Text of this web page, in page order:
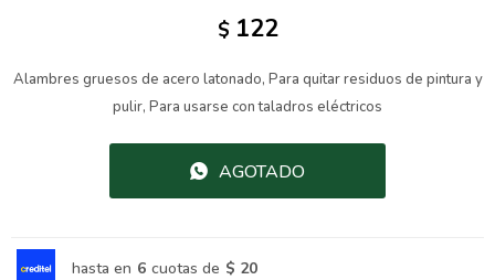
$ 122
Alambres gruesos de acero latonado, Para quitar residuos de pintura y
pulir, Para usarse con taladros eléctricos
AGOTADO
hasta en 6 cuotas de $ 20